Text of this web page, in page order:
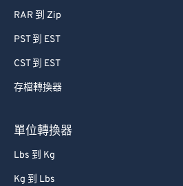
RAR 到 Zip
PST 到 EST
CST 到 EST
存檔轉換器
單位轉換器
Lbs 到 Kg
Kg 到 Lbs